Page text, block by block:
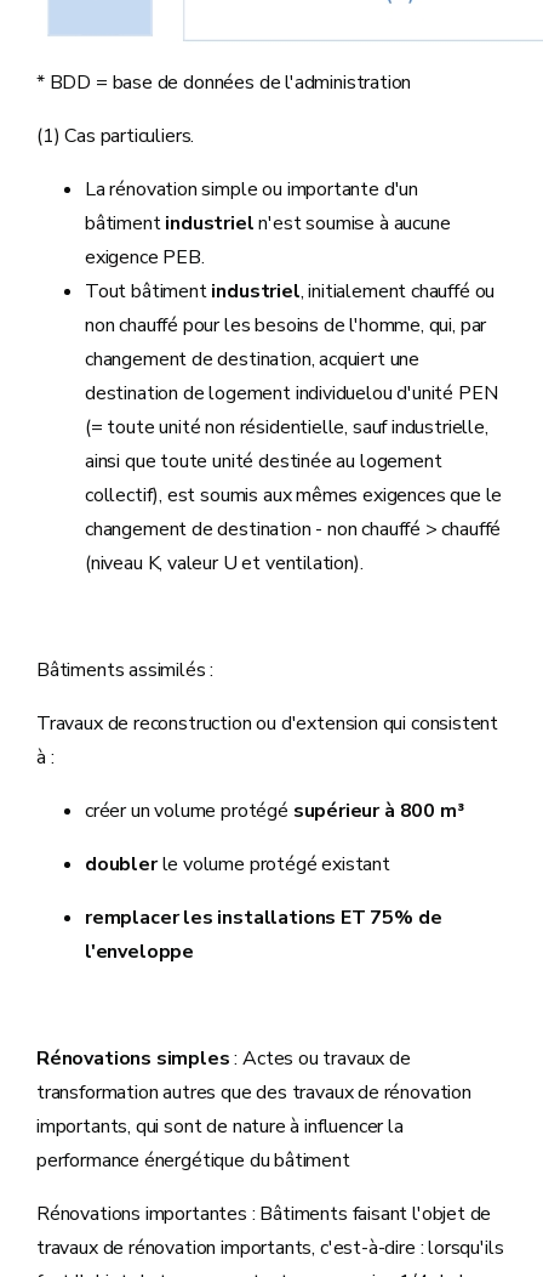
* BDD = base de données de l'administration
(1) Cas particuliers.
La rénovation simple ou importante d'un
bâtimentindustrieln'est soumise à aucune
exigence PEB.
Tout bâtimentindustriel, initialement chauffé ou
non chauffé pour les besoins de l'homme, qui, par
changement de destination, acquiert une
destination de logement individuelou d'unité PEN
(= toute unité non résidentielle, sauf industrielle,
ainsi que toute unité destinée au logement
collectif), est soumis aux mêmes exigences que le
changement de destination - non chauffé > chauffé
(niveau K, valeur U et ventilation).
Bâtiments assimilés :
Travaux de reconstruction ou d'extension qui consistent
à :
créer un volume protégé supérieur à 800 m³
doublerle volume protégé existant
remplacer les installations ET 75% de
l'enveloppe
Rénovations simples: Actes ou travaux de
transformation autres que des travaux de rénovation
importants, qui sont de nature à influencer la
performance énergétique du bâtiment
Rénovations importantes : Bâtiments faisant l'objet de
travaux de rénovation importants, c'est-à-dire : lorsqu'ils